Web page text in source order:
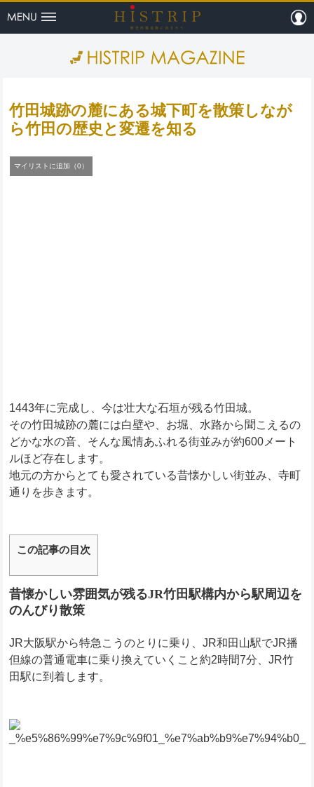
HISTRIP（
竹田城跡の麓にある城下町を散策しなが
ら竹田の歴史と変遷を知る
1443年に完成し、今は壮大な石垣が残る竹田城。
その竹田城跡の麓には白壁や、お堀、水路から聞こえるの
どかな水の音、そんな風情あふれる街並みが約600メート
ルほど存在します。
地元の方からとても愛されている昔懐かしい街並み、寺町
通りを歩きます。
この記事の目次
昔懐かしい雰囲気が残るJR竹田駅構内から駅周辺を
のんびり散策
JR大阪駅から特急こうのとりに乗り、JR和田山駅でJR播
但線の普通電車に乗り換えていくこと約2時間7分、JR竹
田駅に到着します。